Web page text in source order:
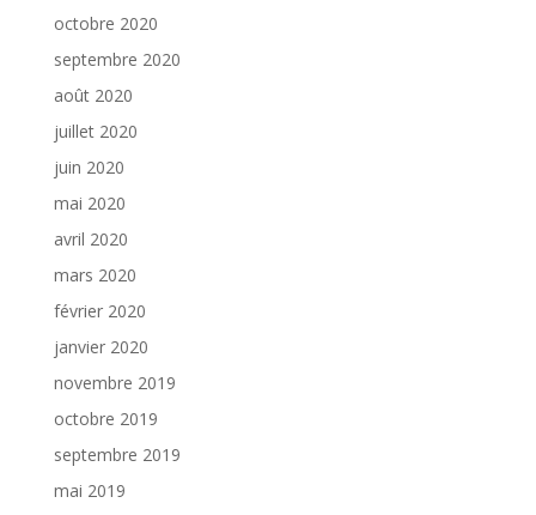
octobre 2020
septembre 2020
août 2020
juillet 2020
juin 2020
mai 2020
avril 2020
mars 2020
février 2020
janvier 2020
novembre 2019
octobre 2019
septembre 2019
mai 2019